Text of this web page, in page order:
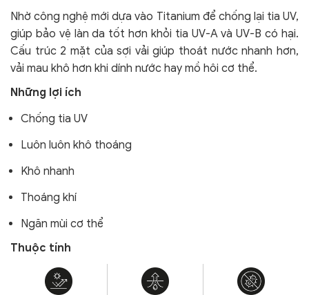
Nhờ công nghệ mới dựa vào Titanium để chống lại tia UV,
giúp bảo vệ làn da tốt hơn khỏi tia UV-A và UV-B có hại.
Cấu trúc 2 mặt của sợi vải giúp thoát nước nhanh hơn,
vải mau khô hơn khi dính nước hay mồ hôi cơ thể.
Những lợi ích
Chống tia UV
Luôn luôn khô thoáng
Khô nhanh
Thoáng khí
Ngăn mùi cơ thể
Thuộc tính